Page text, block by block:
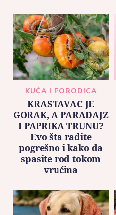
KUĆA I PORODICA
KRASTAVAC JE
GORAK, A PARADAJZ
I PAPRIKA TRUNU?
Evo šta radite
pogrešno i kako da
spasite rod tokom
vrućina